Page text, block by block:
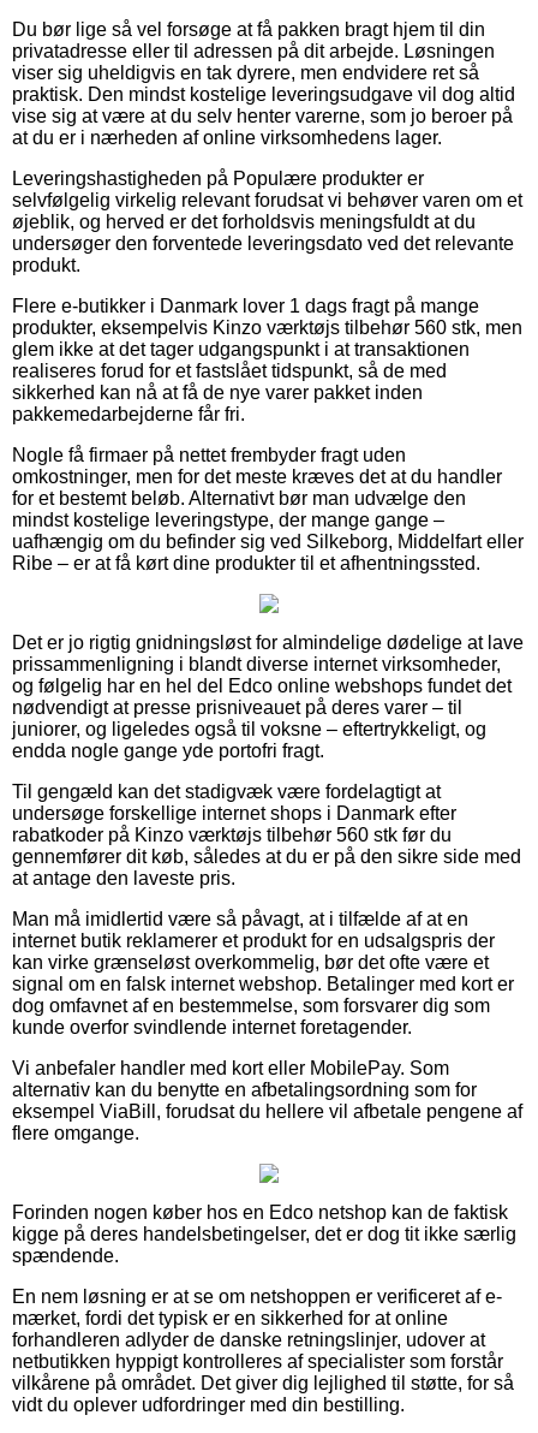
Du bør lige så vel forsøge at få pakken bragt hjem til din
privatadresse eller til adressen på dit arbejde. Løsningen
viser sig uheldigvis en tak dyrere, men endvidere ret så
praktisk. Den mindst kostelige leveringsudgave vil dog altid
vise sig at være at du selv henter varerne, som jo beroer på
at du er i nærheden af online virksomhedens lager.
Leveringshastigheden på Populære produkter er
selvfølgelig virkelig relevant forudsat vi behøver varen om et
øjeblik, og herved er det forholdsvis meningsfuldt at du
undersøger den forventede leveringsdato ved det relevante
produkt.
Flere e-butikker i Danmark lover 1 dags fragt på mange
produkter, eksempelvis Kinzo værktøjs tilbehør 560 stk, men
glem ikke at det tager udgangspunkt i at transaktionen
realiseres forud for et fastslået tidspunkt, så de med
sikkerhed kan nå at få de nye varer pakket inden
pakkemedarbejderne får fri.
Nogle få firmaer på nettet frembyder fragt uden
omkostninger, men for det meste kræves det at du handler
for et bestemt beløb. Alternativt bør man udvælge den
mindst kostelige leveringstype, der mange gange –
uafhængig om du befinder sig ved Silkeborg, Middelfart eller
Ribe – er at få kørt dine produkter til et afhentningssted.
Det er jo rigtig gnidningsløst for almindelige dødelige at lave
prissammenligning i blandt diverse internet virksomheder,
og følgelig har en hel del Edco online webshops fundet det
nødvendigt at presse prisniveauet på deres varer – til
juniorer, og ligeledes også til voksne – eftertrykkeligt, og
endda nogle gange yde portofri fragt.
Til gengæld kan det stadigvæk være fordelagtigt at
undersøge forskellige internet shops i Danmark efter
rabatkoder på Kinzo værktøjs tilbehør 560 stk før du
gennemfører dit køb, således at du er på den sikre side med
at antage den laveste pris.
Man må imidlertid være så påvagt, at i tilfælde af at en
internet butik reklamerer et produkt for en udsalgspris der
kan virke grænseløst overkommelig, bør det ofte være et
signal om en falsk internet webshop. Betalinger med kort er
dog omfavnet af en bestemmelse, som forsvarer dig som
kunde overfor svindlende internet foretagender.
Vi anbefaler handler med kort eller MobilePay. Som
alternativ kan du benytte en afbetalingsordning som for
eksempel ViaBill, forudsat du hellere vil afbetale pengene af
flere omgange.
Forinden nogen køber hos en Edco netshop kan de faktisk
kigge på deres handelsbetingelser, det er dog tit ikke særlig
spændende.
En nem løsning er at se om netshoppen er verificeret af e-
mærket, fordi det typisk er en sikkerhed for at online
forhandleren adlyder de danske retningslinjer, udover at
netbutikken hyppigt kontrolleres af specialister som forstår
vilkårene på området. Det giver dig lejlighed til støtte, for så
vidt du oplever udfordringer med din bestilling.